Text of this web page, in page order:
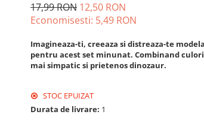
17,99 RON 12,50 RON
Economisesti: 5,49 RON
Imagineaza-ti, creeaza si distreaza-te
pentru acest set minunat. Combinand
mai simpatic si prietenos dinozaur.
STOC EPUIZAT
Durata de livrare: 1